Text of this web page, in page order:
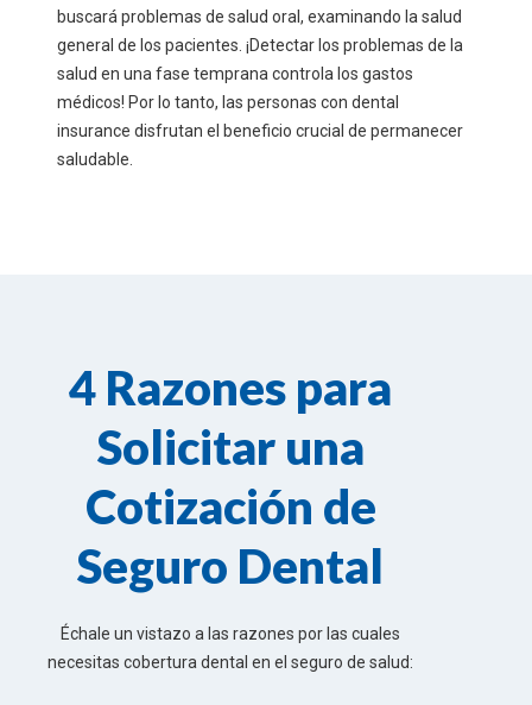
buscará problemas de salud oral, examinando la salud
general de los pacientes. ¡Detectar los problemas de la
salud en una fase temprana controla los gastos
médicos! Por lo tanto, las personas con dental
insurance disfrutan el beneficio crucial de permanecer
saludable.
4 Razones para
Solicitar una
Cotización de
Seguro Dental
Échale un vistazo a las razones por las cuales
necesitas cobertura dental en el seguro de salud: